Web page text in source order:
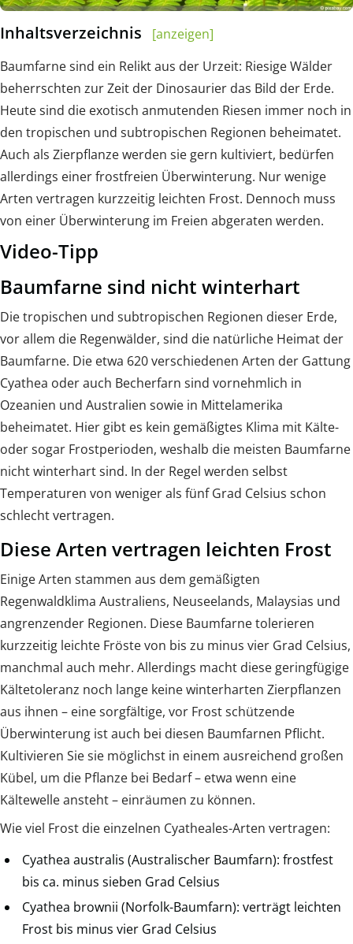
Inhaltsverzeichnis
[anzeigen]
Baumfarne sind ein Relikt aus der Urzeit: Riesige Wälder
beherrschten zur Zeit der Dinosaurier das Bild der Erde.
Heute sind die exotisch anmutenden Riesen immer noch in
den tropischen und subtropischen Regionen beheimatet.
Auch als Zierpflanze werden sie gern kultiviert, bedürfen
allerdings einer frostfreien Überwinterung. Nur wenige
Arten vertragen kurzzeitig leichten Frost. Dennoch muss
von einer Überwinterung im Freien abgeraten werden.
Video-Tipp
Baumfarne sind nicht winterhart
Die tropischen und subtropischen Regionen dieser Erde,
vor allem die Regenwälder, sind die natürliche Heimat der
Baumfarne. Die etwa 620 verschiedenen Arten der Gattung
Cyathea oder auch Becherfarn sind vornehmlich in
Ozeanien und Australien sowie in Mittelamerika
beheimatet. Hier gibt es kein gemäßigtes Klima mit Kälte-
oder sogar Frostperioden, weshalb die meisten Baumfarne
nicht winterhart sind. In der Regel werden selbst
Temperaturen von weniger als fünf Grad Celsius schon
schlecht vertragen.
Diese Arten vertragen leichten Frost
Einige Arten stammen aus dem gemäßigten
Regenwaldklima Australiens, Neuseelands, Malaysias und
angrenzender Regionen. Diese Baumfarne tolerieren
kurzzeitig leichte Fröste von bis zu minus vier Grad Celsius,
manchmal auch mehr. Allerdings macht diese geringfügige
Kältetoleranz noch lange keine winterharten Zierpflanzen
aus ihnen – eine sorgfältige, vor Frost schützende
Überwinterung ist auch bei diesen Baumfarnen Pflicht.
Kultivieren Sie sie möglichst in einem ausreichend großen
Kübel, um die Pflanze bei Bedarf – etwa wenn eine
Kältewelle ansteht – einräumen zu können.
Wie viel Frost die einzelnen Cyatheales-Arten vertragen:
Cyathea australis (Australischer Baumfarn): frostfest
bis ca. minus sieben Grad Celsius
Cyathea brownii (Norfolk-Baumfarn): verträgt leichten
Frost bis minus vier Grad Celsius